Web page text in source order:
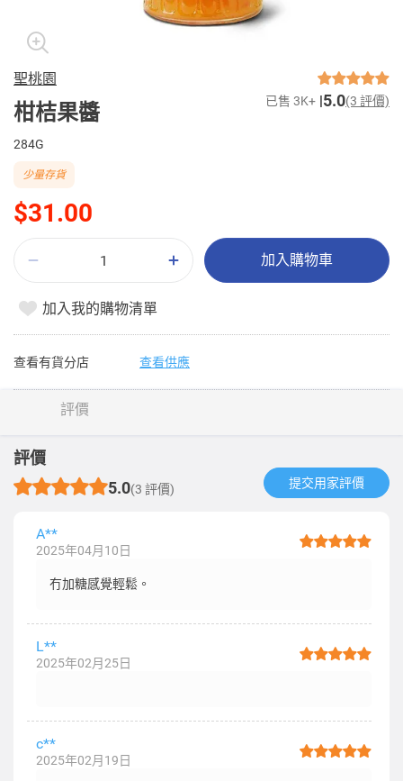
聖桃園
柑桔果醬 已售 3K+ 5.0(3 評價)
284G
$31.00
少量存貨
加入購物車
加入我的購物清單
查看有貨分店 查看供應
評價
評價
5.0(3 評價) 提交用家評價​
A**
2025年04月10日
冇加糖感覺輕鬆。
L**
2025年02月25日
c**
2025年02月19日